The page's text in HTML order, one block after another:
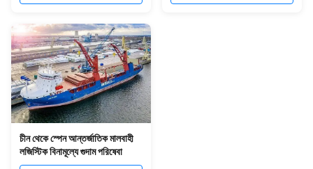
চীন থেকে স্পেন আন্তর্জাতিক মালবাহী
লজিস্টিক বিনামূল্যে গুদাম পরিষেবা